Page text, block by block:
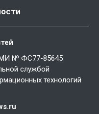
№ ФС77-85645
службой
технологий